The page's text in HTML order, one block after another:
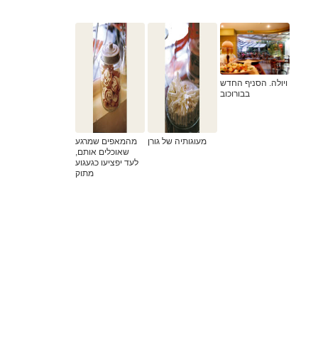
ויולה. הסניף החדש
בבורוכוב
מעוגותיה של גורן
מהמאפים שמרגע
שאוכלים אותם,
לעד יפציעו כגעגוע
מתוק